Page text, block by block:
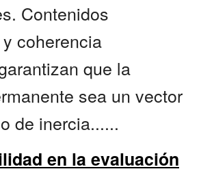
Contenidos
coherencia
que la
sea un vector
de inercia......
en la evaluación